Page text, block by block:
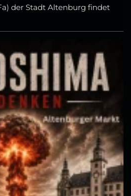
der Stadt Altenburg findet